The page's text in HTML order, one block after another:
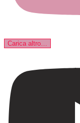
Carica altro…